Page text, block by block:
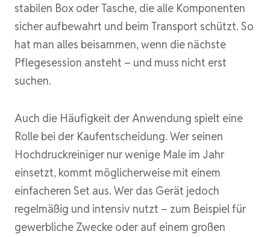
stabilen Box oder Tasche, die alle Komponenten
sicher aufbewahrt und beim Transport schützt. So
hat man alles beisammen, wenn die nächste
Pflegesession ansteht – und muss nicht erst
suchen.
Auch die Häufigkeit der Anwendung spielt eine
Rolle bei der Kaufentscheidung. Wer seinen
Hochdruckreiniger nur wenige Male im Jahr
einsetzt, kommt möglicherweise mit einem
einfacheren Set aus. Wer das Gerät jedoch
regelmäßig und intensiv nutzt – zum Beispiel für
gewerbliche Zwecke oder auf einem großen